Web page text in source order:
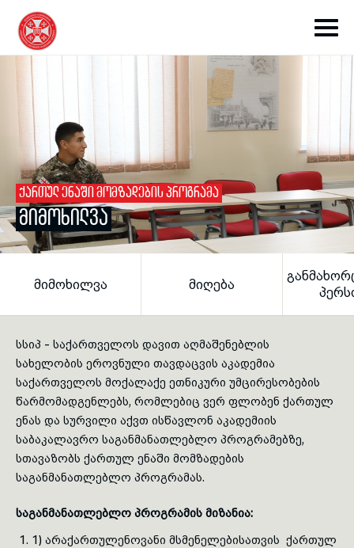
toggle submenu
toggle submenu
toggle submenu
toggle submenu
toggle submenu
ᲥᲐᲠᲗᲣᲚ ᲔᲜᲐᲨᲘ ᲛᲝᲛᲖᲐᲓᲔᲑᲘᲡ ᲞᲠᲝᲒᲠᲐᲛᲐ
ᲛᲘᲛᲝᲮᲘᲚᲕᲐ
ᲛᲘᲛᲝᲮᲘᲚᲕᲐ ᲛᲘᲦᲔᲑᲐ
სსიპ - საქართველოს დავით აღმაშენებლის
სახელობის ეროვნული თავდაცვის აკადემია
საქართველოს მოქალაქე ეთნიკური უმცირესობების
წარმომადგენლებს, რომლებიც ვერ ფლობენ ქართულ
ენას და სურვილი აქვთ ისწავლონ აკადემიის
საბაკალავრო საგანმანათლებლო პროგრამებზე,
სთავაზობს ქართულ ენაში მომზადების
საგანმანათლებლო პროგრამას.
საგანმანათლებლო პროგრამის მიზანია:
1) არაქართულენოვანი მსმენელებისათვის ქართულ